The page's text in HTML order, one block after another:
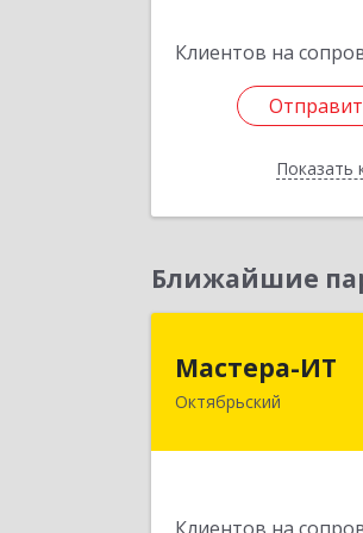
Клиентов на
Показать
Ближайшие
Мастера-ИТ
Октябрьский452607,